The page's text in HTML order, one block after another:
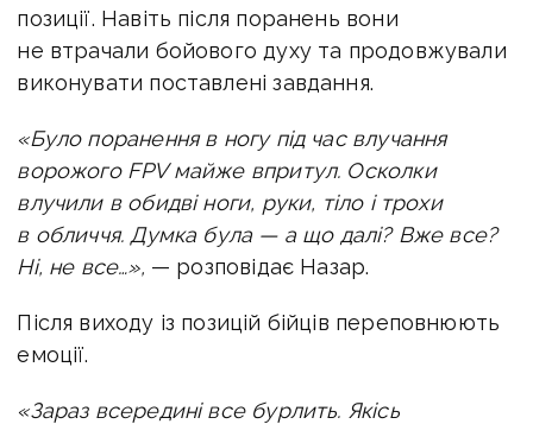
позиції. Навіть після поранень вони
не втрачали бойового духу та продовжували
виконувати поставлені завдання.
«Було поранення в ногу під час влучання
ворожого FPV майже впритул. Осколки
влучили в обидві ноги, руки, тіло і трохи
в обличчя. Думка була — а що далі? Вже все?
Ні, не все…», — розповідає Назар.
Після виходу із позицій бійців переповнюють
емоції.
«Зараз всередині все бурлить. Якісь